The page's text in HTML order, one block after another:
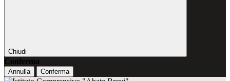
Chiudi
Conferma
Annulla Conferma